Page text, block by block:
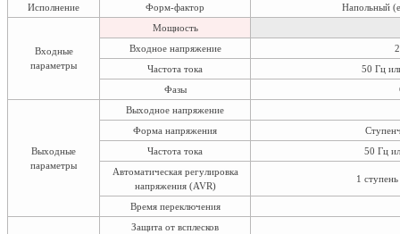
Исполнение
Форм-фактор Напольный
Входные
параметры
Мощность
Входное напряжение
Частота тока
50 Гц
Фазы
Выходные
параметры
Выходное напряжение
Форма напряжения
Частота тока
50 Гц
Автоматическая регулировка
напряжения (AVR)
1
Время переключения
Защита от всплесков